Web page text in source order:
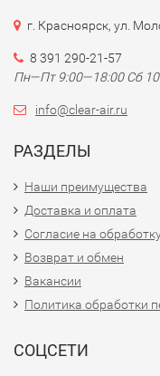
г. Красноярск, ул.
8 391 290-21-57
Пн—Пт 9:00—18:00 Сб
info@clear-air.ru
РАЗДЕЛЫ
Наши преимущества
Доставка и оплата
Согласие на
Возврат и обмен
Вакансии
Политика обработки
СОЦСЕТИ